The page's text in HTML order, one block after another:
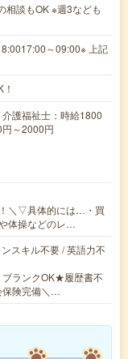
相談もOK ※週3なども
～09:00※ 上記
護福祉士：時給1800
～2000円
＼▽具体的には…・買
体操などのレ…
スキル不要 / 英語力不
ランクOK★履歴書不
保険完備＼…